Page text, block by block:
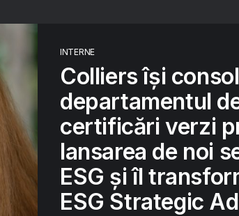
INTERNE
Colliers își
departamentul
certificări verzi
lansarea de noi
ESG și îl
ESG Strategic